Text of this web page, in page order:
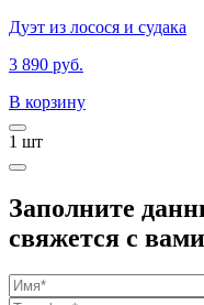
Дуэт из лосося и судака
3 890 руб.
В корзину
1 шт
Заполните
свяжется с